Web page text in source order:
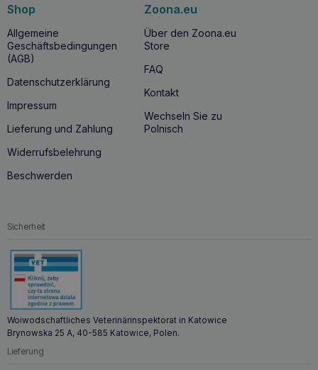
Shop
Allgemeine
Geschäftsbedingungen
(AGB)
Datenschutzerklärung
Impressum
Lieferung und Zahlung
Widerrufsbelehrung
Beschwerden
Zoona.eu
Über den Zoona.eu
Store
FAQ
Kontakt
Wechseln Sie zu
Polnisch
Sicherheit
Woiwodschaftliches Veterinärinspektorat in Katowice
Brynowska 25 A, 40-585 Katowice, Polen.
Lieferung